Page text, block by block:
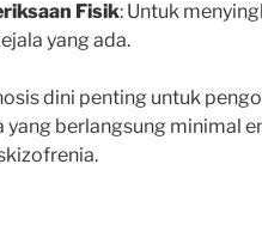
Fisik: Untuk
yang ada.
dini penting untuk
yang berlangsung minimal